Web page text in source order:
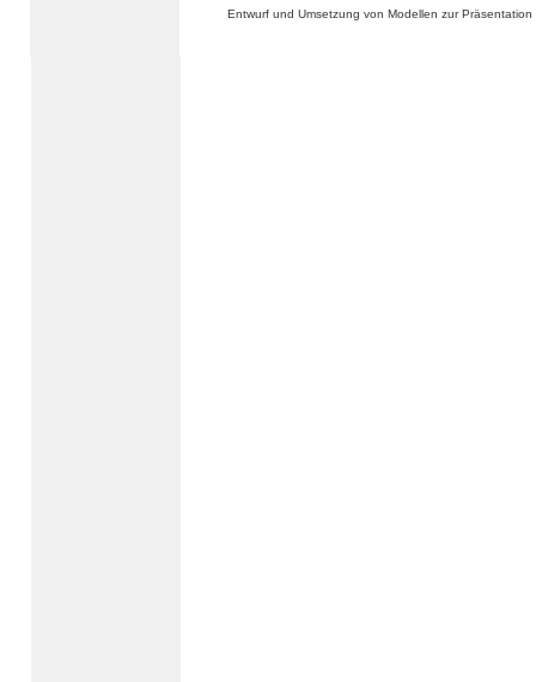
Entwurf und Umsetzung von Modellen zur